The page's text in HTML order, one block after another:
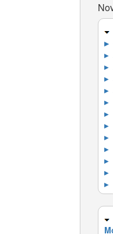
▶
▶
▶
▶
▶
▶
▶
▶
▶
▶
▶
▶
▶
▶
▶
▶
▶